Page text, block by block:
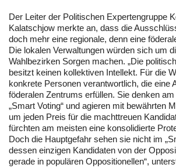
Der Leiter der Politischen Expertengruppe
Kalatschjow merkte an, dass die
doch mehr eine regionale, denn eine
Die lokalen Verwaltungen würden sich um
Wahlbezirken Sorgen machen. „Die
besitzt keinen kollektiven Intellekt. Für die
konkrete Personen verantwortlich, die eine
föderalen Zentrums erfüllen. Sie denken
„Smart Voting“ und agieren mit bewährten
um jeden Preis für die machttreuen
fürchten am meisten eine konsolidierte
Doch die Hauptgefahr sehen sie nicht im
dessen einzigen Kandidaten von der
gerade in populären Oppositionellen“,